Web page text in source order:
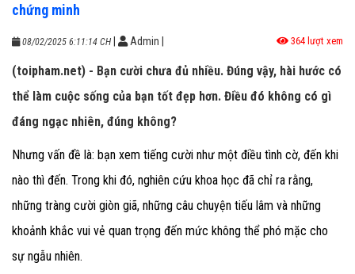
chứng minh
08/02/2025 6:11:14 CH Admin 364 lượt xem
(toipham.net) - Bạn cười chưa đủ nhiều. Đúng vậy, hài hước có
thể làm cuộc sống của bạn tốt đẹp hơn. Điều đó không có gì
đáng ngạc nhiên, đúng không?
Nhưng vấn đề là: bạn xem tiếng cười như một điều tình cờ, đến khi
nào thì đến. Trong khi đó, nghiên cứu khoa học đã chỉ ra rằng,
những tràng cười giòn giã, những câu chuyện tiếu lâm và những
khoảnh khắc vui vẻ quan trọng đến mức không thể phó mặc cho
sự ngẫu nhiên.